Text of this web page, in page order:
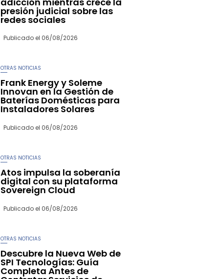
presión judicial sobre las
redes sociales
Publicado el 06/08/2026
OTRAS NOTICIAS
Frank Energy y Soleme
Innovan en la Gestión de
Baterías Domésticas para
Instaladores Solares
Publicado el 06/08/2026
OTRAS NOTICIAS
Atos impulsa la soberanía
digital con su plataforma
Sovereign Cloud
Publicado el 06/08/2026
OTRAS NOTICIAS
Descubre la Nueva Web de
SPI Tecnologías: Guía
Completa Antes de